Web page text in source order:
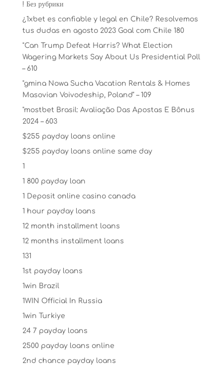
! Без рубрики
¿1xbet es confiable y legal en Chile? Resolvemos
tus dudas en agosto 2023 Goal com Chile 180
"Can Trump Defeat Harris? What Election
Wagering Markets Say About Us Presidential Poll
– 610
"gmina Nowa Sucha Vacation Rentals & Homes
Masovian Voivodeship, Poland" – 109
"mostbet Brasil: Avaliação Das Apostas E Bônus
2024 – 603
$255 payday loans online
$255 payday loans online same day
1
1 800 payday loan
1 Deposit online casino canada
1 hour payday loans
12 month installment loans
12 months installment loans
131
1st payday loans
1win Brazil
1WIN Official In Russia
1win Turkiye
24 7 payday loans
2500 payday loans online
2nd chance payday loans